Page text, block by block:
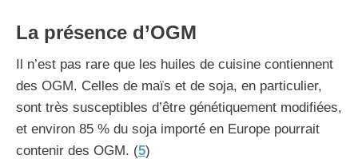
La présence d’OGM
Il n’est pas rare que les huiles de cuisine contiennent
des OGM. Celles de maïs et de soja, en particulier,
sont très susceptibles d’être génétiquement modifiées,
et environ 85 % du soja importé en Europe pourrait
contenir des OGM. (5)